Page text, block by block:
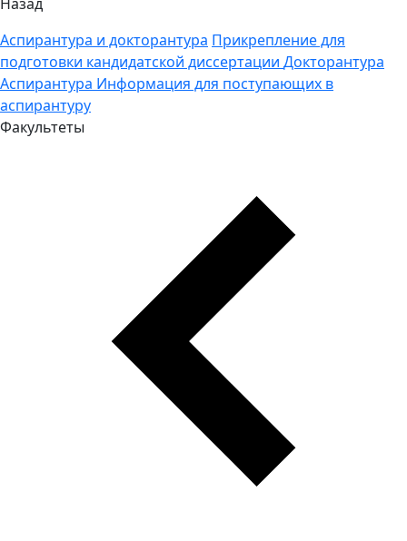
Аспирантура и докторантура Прикрепление для
подготовки кандидатской диссертации Докторантура
Аспирантура Информация для поступающих в
аспирантуру
Факультеты